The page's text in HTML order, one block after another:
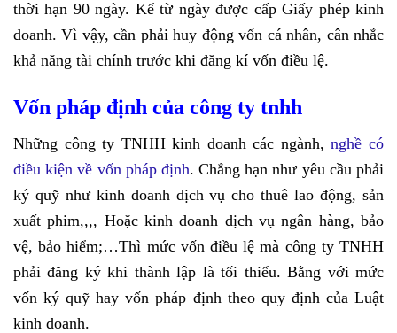
thời hạn 90 ngày. Kể từ ngày được cấp Giấy phép kinh
doanh. Vì vậy, cần phải huy động vốn cá nhân, cân nhắc
khả năng tài chính trước khi đăng kí vốn điều lệ.
Vốn pháp định của công ty tnhh
Những công ty TNHH kinh doanh các ngành,nghề có
điều kiện về vốn pháp định. Chẳng hạn như yêu cầu phải
ký quỹ như kinh doanh dịch vụ cho thuê lao động, sản
xuất phim,,,, Hoặc kinh doanh dịch vụ ngân hàng, bảo
vệ, bảo hiểm;…Thì mức vốn điều lệ mà công ty TNHH
phải đăng ký khi thành lập là tối thiểu. Bằng với mức
vốn ký quỹ hay vốn pháp định theo quy định của Luật
kinh doanh.